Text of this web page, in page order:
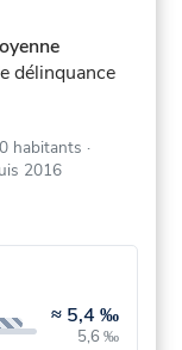
délinquance
habitants ·
2016
≈ 5,4 ‰
5,6 ‰